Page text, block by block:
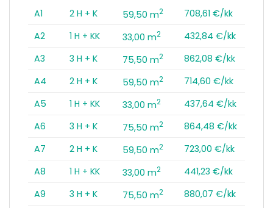
A1 2 H + K 59,50 m2
708,61 €/kk
A2
1 H + KK 33,00 m2
432,84 €/kk
A3
3 H + K 75,50 m2
862,08 €/kk
A4
2 H + K 59,50 m2
714,60 €/kk
A5
1 H + KK 33,00 m2
437,64 €/kk
A6
3 H + K 75,50 m2
864,48 €/kk
A7
2 H + K 59,50 m2
723,00 €/kk
A8
1 H + KK 33,00 m2
441,23 €/kk
A9
3 H + K 75,50 m2
880,07 €/kk